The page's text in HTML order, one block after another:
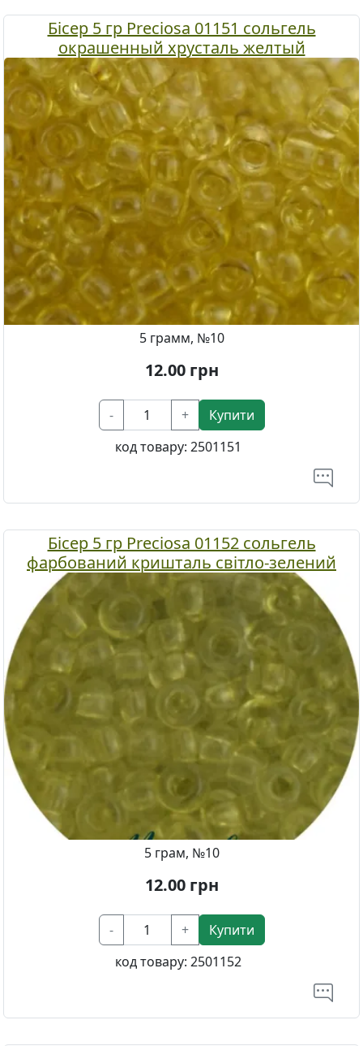
Бісер 5 гр Preciosa 01151 сольгель
окрашенный хрусталь желтый
5 грамм, №10
12.00грн
- +
Купити
код товару: 2501151
Бісер 5 гр Preciosa 01152 сольгель
фарбований кришталь світло-зелений
5 грам, №10
12.00грн
- +
Купити
код товару: 2501152